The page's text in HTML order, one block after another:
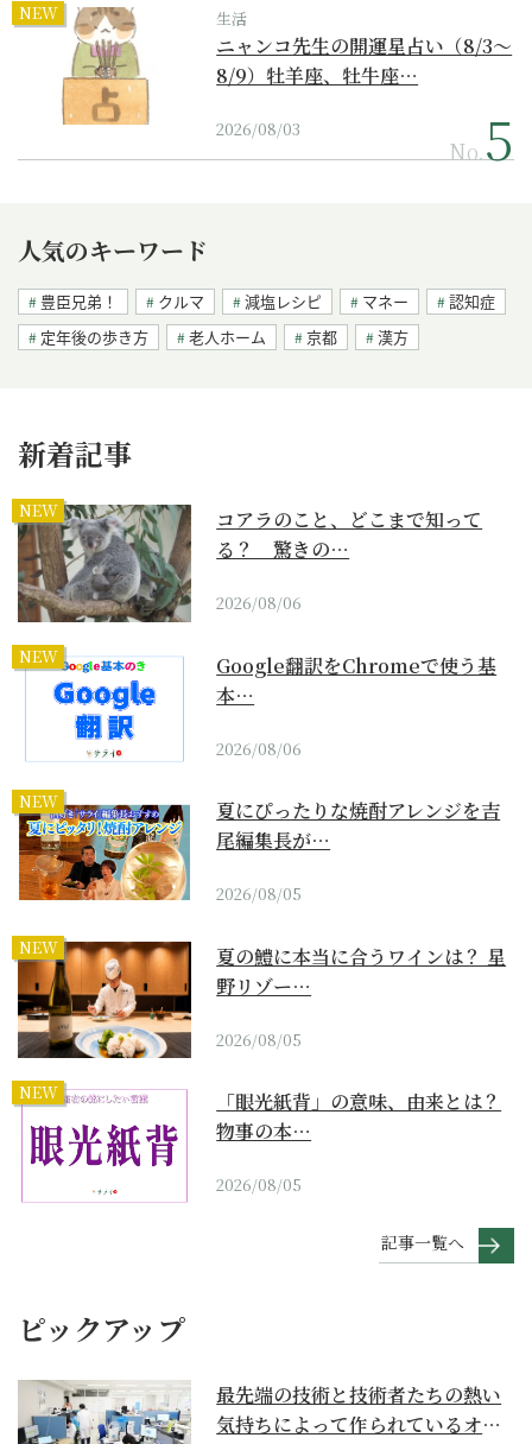
NEW 生活
ニャンコ先生の開運星占い（8/3～
8/9）牡羊座、牡牛座…
2026/08/03
No.
人気のキーワード
豊臣兄弟！ クルマ 減塩レシピ マネー
認知症
定年後の歩き方
老人ホーム 京都 漢方
新着記事
NEW
コアラのこと、どこまで知って
る？ 驚きの…
2026/08/06
NEW
Google翻訳をChromeで使う基
本…
2026/08/06
NEW
夏にぴったりな焼酎アレンジを吉
尾編集長が…
2026/08/05
NEW
夏の鱧に本当に合うワインは？ 星
野リゾー…
2026/08/05
NEW
「眼光紙背」の意味、由来とは？
物事の本…
2026/08/05
記事一覧へ
ピックアップ
最先端の技術と技術者たちの熱い
気持ちによって作られているオー